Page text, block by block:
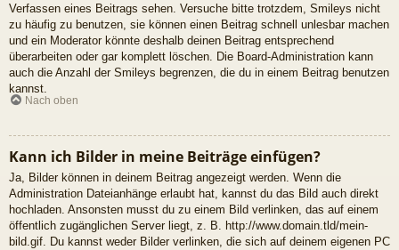
Verfassen eines Beitrags sehen. Versuche bitte trotzdem, Smileys nicht
zu häufig zu benutzen, sie können einen Beitrag schnell unlesbar machen
und ein Moderator könnte deshalb deinen Beitrag entsprechend
überarbeiten oder gar komplett löschen. Die Board-Administration kann
auch die Anzahl der Smileys begrenzen, die du in einem Beitrag benutzen
kannst.
Nach oben
Kann ich Bilder in meine Beiträge einfügen?
Ja, Bilder können in deinem Beitrag angezeigt werden. Wenn die
Administration Dateianhänge erlaubt hat, kannst du das Bild auch direkt
hochladen. Ansonsten musst du zu einem Bild verlinken, das auf einem
öffentlich zugänglichen Server liegt, z. B. http://www.domain.tld/mein-
bild.gif. Du kannst weder Bilder verlinken, die sich auf deinem eigenen PC